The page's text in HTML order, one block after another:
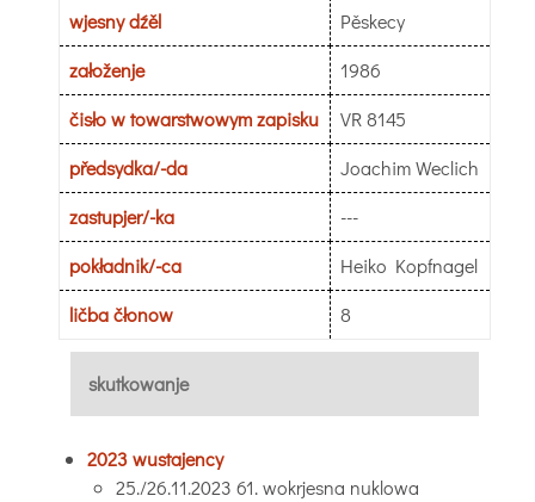
wjesny dźěl
Pěskecy
załoženje
1986
čisło w towarstwowym zapisku
VR 8145
předsydka/-da
Joachim Weclich
zastupjer/-ka
---
pokładnik/-ca
Heiko Kopfnagel
ličba čłonow
8
skutkowanje
2023 wustajency
25./26.11.2023 61. wokrjesna nuklowa